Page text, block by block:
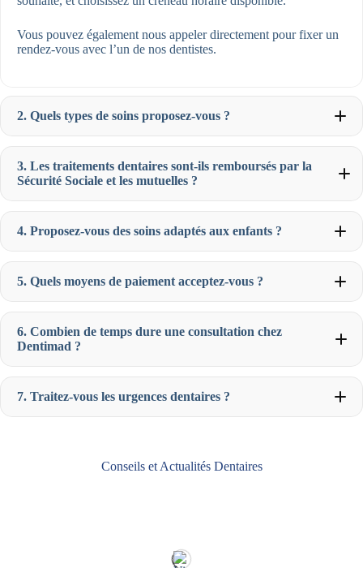
Vous pouvez également nous appeler directement pour fixer un
rendez-vous avec l’un de nos dentistes.
2. Quels types de soins proposez-vous ?
Chirurgie buccale(extraction de dents de sagesse,
garantir des résultats durables et adaptés à votre situation.
Soins préventifs(détartrage, contrôle régulier)
Implants dentairespour remplacer les dents manquantes
Orthodontiepour enfants et adultes, avec des options
discrètes comme Invisalign
3. Les traitements dentaires sont-ils remboursés par la
Sécurité Sociale et les mutuelles ?
4. Proposez-vous des soins adaptés aux enfants ?
5. Quels moyens de paiement acceptez-vous ?
Virement bancaire Pour les traitements plus coûteux
proposons également des solutions de financement
personnalisées pour échelonner les paiements sur
Carte bancaire (Visa, Mastercard)
6. Combien de temps dure une consultation chez
Dentimad ?
temps de bien vous expliquer chaque étape du soin et de
7. Traitez-vous les urgences dentaires ?
Conseils et Actualités Dentaires